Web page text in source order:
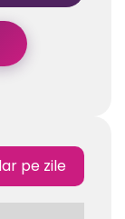
pe zile